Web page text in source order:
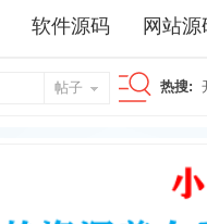
软件源码 网站源
帖子 热搜: